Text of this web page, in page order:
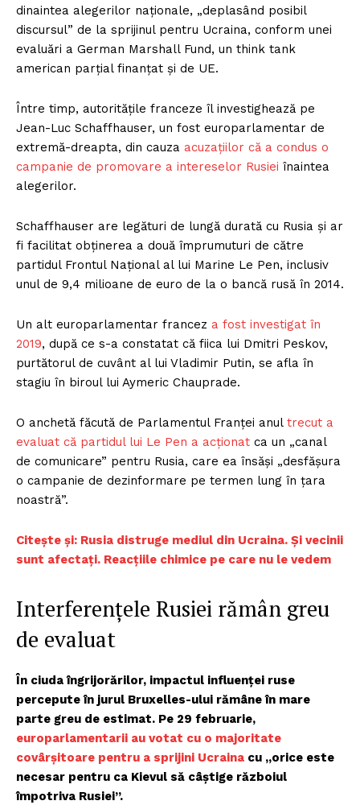
dinaintea alegerilor naționale, „deplasând posibil
discursul” de la sprijinul pentru Ucraina, conform unei
evaluări a German Marshall Fund, un think tank
american parțial finanțat și de UE.
Între timp, autoritățile franceze îl investighează pe
Jean-Luc Schaffhauser, un fost europarlamentar de
extremă-dreapta, din cauza acuzațiilor că a condus o
campanie de promovare a intereselor Rusiei înaintea
alegerilor.
Schaffhauser are legături de lungă durată cu Rusia și ar
fi facilitat obținerea a două împrumuturi de către
partidul Frontul Național al lui Marine Le Pen, inclusiv
unul de 9,4 milioane de euro de la o bancă rusă în 2014.
Un alt europarlamentar francez a fost investigat în
2019, după ce s-a constatat că fiica lui Dmitri Peskov,
purtătorul de cuvânt al lui Vladimir Putin, se afla în
stagiu în biroul lui Aymeric Chauprade.
O anchetă făcută de Parlamentul Franței anul trecut a
evaluat că partidul lui Le Pen a acționat ca un „canal
de comunicare” pentru Rusia, care ea însăși „desfășura
o campanie de dezinformare pe termen lung în țara
noastră”.
Citește și: Rusia distruge mediul din Ucraina. Și vecinii
sunt afectați. Reacțiile chimice pe care nu le vedem
Interferențele Rusiei rămân greu
de evaluat
În ciuda îngrijorărilor, impactul influenței ruse
percepute în jurul Bruxelles-ului rămâne în mare
parte greu de estimat. Pe 29 februarie,
europarlamentarii au votat cu o majoritate
covârșitoare pentru a sprijini Ucraina cu „orice este
necesar pentru ca Kievul să câștige războiul
împotriva Rusiei”.